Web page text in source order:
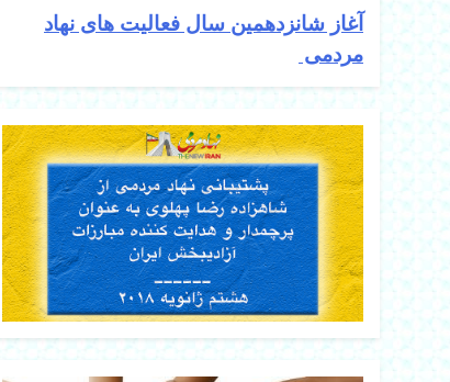
آغاز شانزدهمین سال فعالیت های نهاد
مردمی